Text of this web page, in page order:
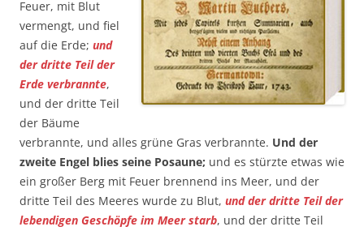
Feuer, mit Blut
vermengt, und fiel
auf die Erde; und
der dritte Teil der
Erde verbrannte,
und der dritte Teil
der Bäume
verbrannte, und alles grüne Gras verbrannte. Und der
zweite Engel blies seine Posaune; und es stürzte etwas wie
ein großer Berg mit Feuer brennend ins Meer, und der
dritte Teil des Meeres wurde zu Blut, und der dritte Teil der
lebendigen Geschöpfe im Meer starb, und der dritte Teil